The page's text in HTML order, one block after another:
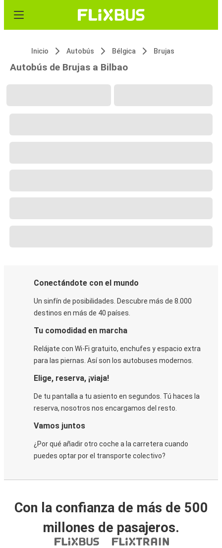
Inicio Autobús Bélgica Brujas
Autobús de Brujas a Bilbao
Conectándote con el mundo
Un sinfín de posibilidades. Descubre más de 8.000
destinos en más de 40 países.
Tu comodidad en marcha
Relájate con Wi-Fi gratuito, enchufes y espacio extra
para las piernas. Así son los autobuses modernos.
Elige, reserva, ¡viaja!
De tu pantalla a tu asiento en segundos. Tú haces la
reserva, nosotros nos encargamos del resto.
Vamos juntos
¿Por qué añadir otro coche a la carretera cuando
puedes optar por el transporte colectivo?
Con la confianza de más de 500
millones de pasajeros.